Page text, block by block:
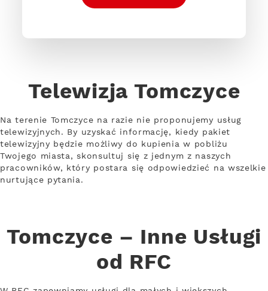
Telewizja Tomczyce
Na terenie Tomczyce na razie nie proponujemy usług
telewizyjnych. By uzyskać informację, kiedy pakiet
telewizyjny będzie możliwy do kupienia w pobliżu
Twojego miasta, skonsultuj się z jednym z naszych
pracowników, który postara się odpowiedzieć na wszelkie
nurtujące pytania.
Tomczyce – Inne Usługi
od RFC